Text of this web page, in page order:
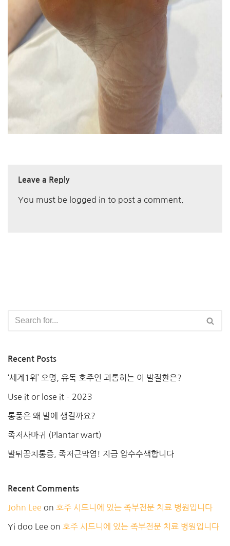
Leave a Reply
You must be logged in to post a comment.
Recent Posts
‘세계1위’ 오명, 유독 호주인 괴롭히는 이 발질환은?
Use it or lose it – 2023
통풍은 왜 발에 생길까요?
족저사마귀 (Plantar wart)
발뒤꿈치통증, 족저근막염! 지금 압수수색합니다
Recent Comments
John Lee on 호주 시드니에 있는 족부전문 치료 병원입니다
Yi doo Lee on 호주 시드니에 있는 족부전문 치료 병원입니다